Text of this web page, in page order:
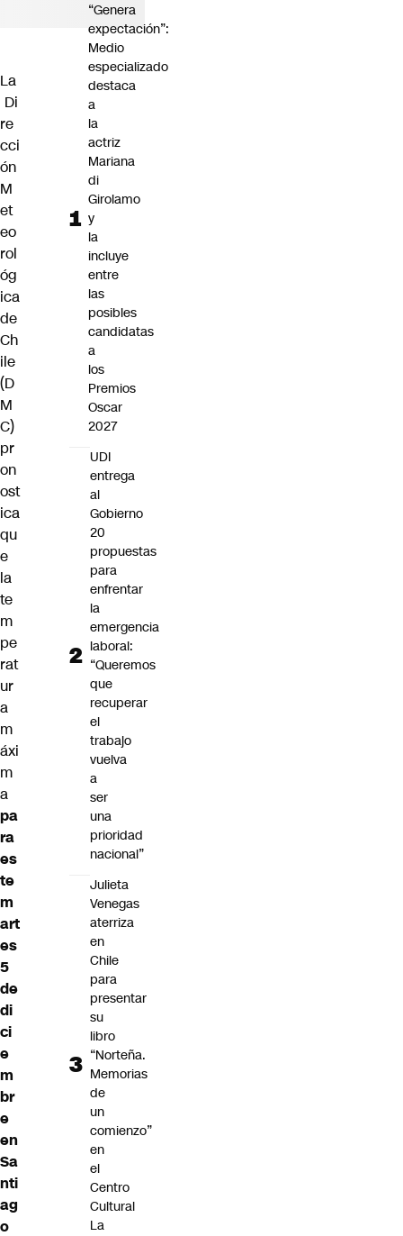
La
Di
re
cci
ón
M
et
eo
rol
óg
ica
de
Ch
ile
(D
M
C)
pr
on
ost
ica
qu
e
la
te
m
pe
rat
ur
a
m
áxi
m
a
pa
ra
es
te
m
art
es
5
de
di
ci
e
m
br
e
en
Sa
nti
ag
o
“Genera
expectación”:
Medio
especializado
destaca
a
la
actriz
Mariana
di
Girolamo
y
la
incluye
entre
las
posibles
candidatas
a
los
Premios
Oscar
2027
UDI
entrega
al
Gobierno
20
propuestas
para
enfrentar
la
emergencia
laboral:
“Queremos
que
recuperar
el
trabajo
vuelva
a
ser
una
prioridad
nacional”
Julieta
Venegas
aterriza
en
Chile
para
presentar
su
libro
“Norteña.
Memorias
de
un
comienzo”
en
el
Centro
Cultural
La